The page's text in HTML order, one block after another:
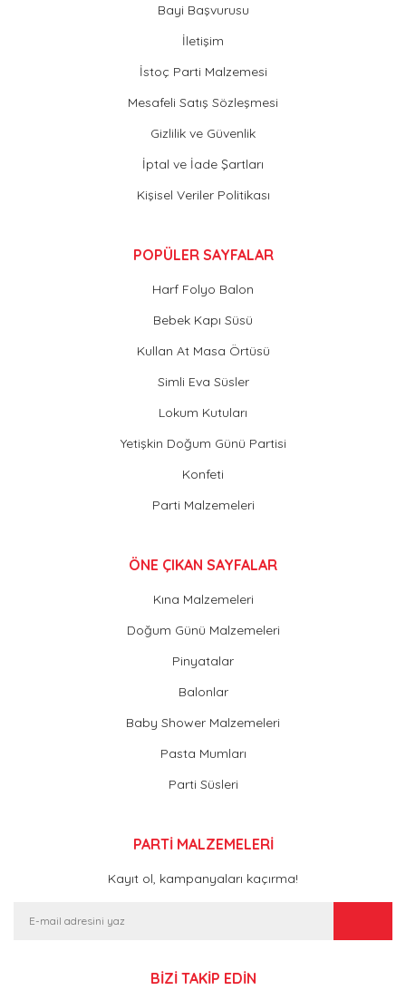
Bayi Başvurusu
İletişim
İstoç Parti Malzemesi
Mesafeli Satış Sözleşmesi
Gizlilik ve Güvenlik
İptal ve İade Şartları
Kişisel Veriler Politikası
POPÜLER SAYFALAR
Harf Folyo Balon
Bebek Kapı Süsü
Kullan At Masa Örtüsü
Simli Eva Süsler
Lokum Kutuları
Yetişkin Doğum Günü Partisi
Konfeti
Parti Malzemeleri
ÖNE ÇIKAN SAYFALAR
Kına Malzemeleri
Doğum Günü Malzemeleri
Pinyatalar
Balonlar
Baby Shower Malzemeleri
Pasta Mumları
Parti Süsleri
PARTİ MALZEMELERİ
Kayıt ol, kampanyaları kaçırma!
BİZİ TAKİP EDİN